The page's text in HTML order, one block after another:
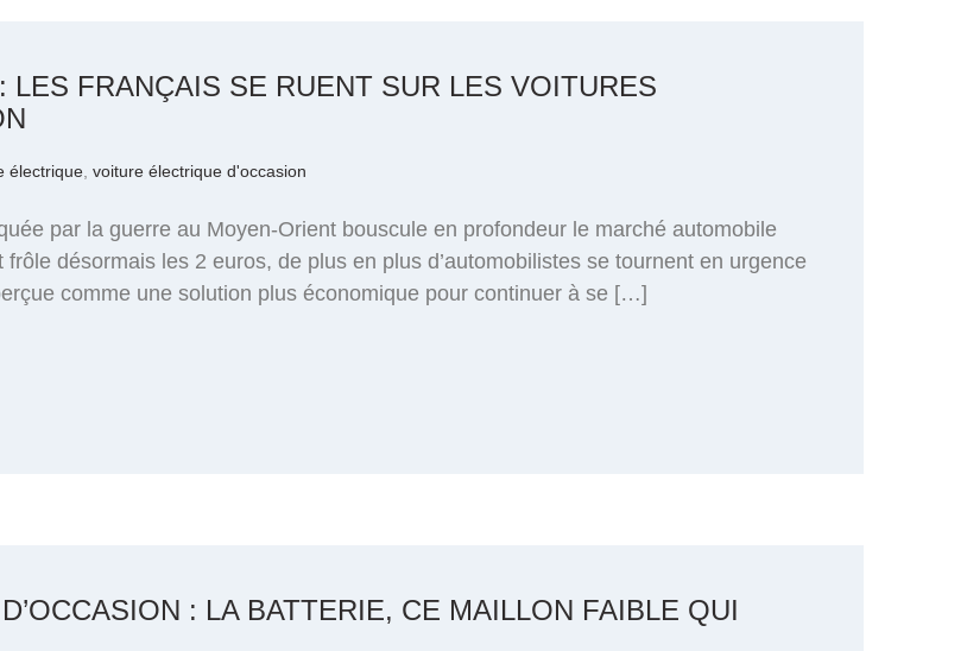
LES FRANÇAIS SE RUENT SUR LES VOITURES
électrique voiture électrique d'occasion
par la guerre au Moyen-Orient bouscule en profondeur le marché automobile
désormais les 2 euros, de plus en plus d’automobilistes se tournent en urgence
comme une solution plus économique pour continuer à se […]
: LA BATTERIE, CE MAILLON FAIBLE QUI